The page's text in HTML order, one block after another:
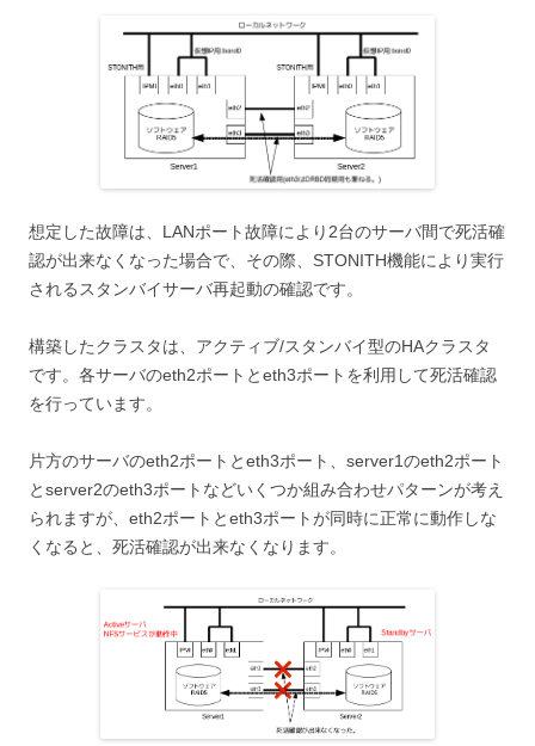
想定した故障は、LANポート故障により2台のサーバ間で死活確
認が出来なくなった場合で、その際、STONITH機能により実行
されるスタンバイサーバ再起動の確認です。
構築したクラスタは、アクティブ/スタンバイ型のHAクラスタ
です。各サーバのeth2ポートとeth3ポートを利用して死活確認
を行っています。
片方のサーバのeth2ポートとeth3ポート、server1のeth2ポート
とserver2のeth3ポートなどいくつか組み合わせパターンが考え
られますが、eth2ポートとeth3ポートが同時に正常に動作しな
くなると、死活確認が出来なくなります。